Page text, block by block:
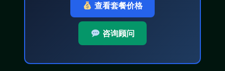
查看套餐价格
咨询顾问